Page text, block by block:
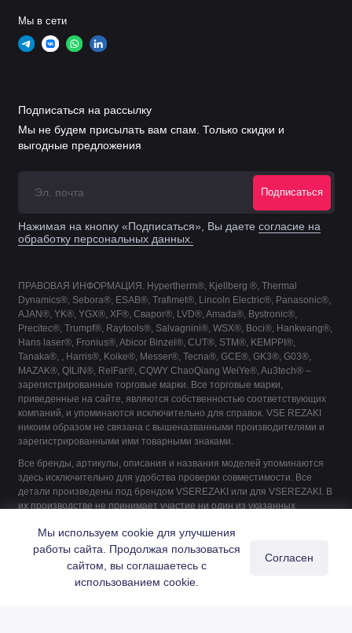
Мы в сети
Подписаться на рассылку
Мы не будем присылать вам спам. Только скидки и
выгодные предложения
Подписаться
Нажимая на кнопку «Подписаться», Вы даете согласие на
обработку персональных данных.
ПРАВОВАЯ ИНФОРМАЦИЯ. Hypertherm®, Kjellberg ®, Thermal
Dynamics®, Sebora®, ESAB®, Trafimet®, Lincoln Electric®, Panasonic®,
AJAN®, YK®, YGX®, XF®, Сварог®, LVD®, Amada®, Bystronic®,
Precitec®, Trumpf®, Raytools®, Salvagnini®, WSX®, Boci®, Hankwang®,
Hans laser®, Fronius®, Abicor Binzel®, CUT®, STM®, KEMPPI®,
Tanaka®, , Harris®, Koike®, Messer®, Tecna®, GCE®, GK3®, G03®,
MAZAK®, QILIN®, RelFar®, CQWY ChaoQiang WeiYe®, Au3tech® –
зарегистрированные торговые марки. Все торговые марки,
приведенные на сайте, являются собственностью соответствующих
компаний, и упоминаются исключительно для справок. VSE REZAKI
никоим образом не связана с вышеназванными производителями и
зарегистрированными ими товарными знаками.
Все бренды, артикулы, описания и названия моделей упоминаются
здесь исключительно для удобства проверки совместимости. Все
детали произведены под брендом VSEREZAKI или для VSEREZAKI. В
их производстве не принимает участие ни один из указанных
Мы используем cookie для улучшения
работы сайта. Продолжая пользоваться
сайтом, вы соглашаетесь с
использованием cookie.
Согласен